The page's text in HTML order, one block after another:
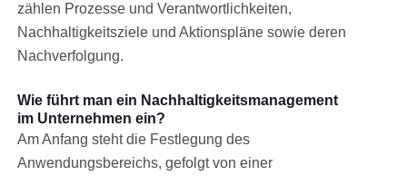
zählen Prozesse und Verantwortlichkeiten,
Nachhaltigkeitsziele und Aktionspläne sowie deren
Nachverfolgung.
Wie führt man ein Nachhaltigkeitsmanagement
im Unternehmen ein?
Am Anfang steht die Festlegung des
Anwendungsbereichs, gefolgt von einer